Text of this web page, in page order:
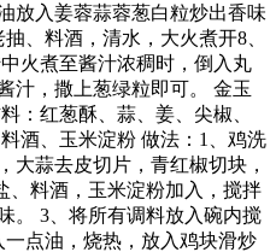
放入姜蓉蒜蓉葱白粒炒出香味
、料酒，清水，大火煮开8、
火煮至酱汁浓稠时，倒入丸
汁，撒上葱绿粒即可。 金玉
：红葱酥、蒜、姜、尖椒、
酒、玉米淀粉 做法：1、鸡洗
大蒜去皮切片，青红椒切块，
、料酒，玉米淀粉加入，搅拌
。 3、将所有调料放入碗内搅
点油，烧热，放入鸡块滑炒